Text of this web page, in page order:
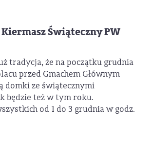
Świąteczny PW
tradycja, że na początku grudnia
przed Gmachem Głównym
domki ze świątecznymi
będzie też w tym roku.
od 1 do 3 grudnia w godz.